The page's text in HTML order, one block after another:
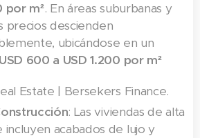
por m². En áreas suburbanas y
precios descienden
ubicándose en un
USD 600 a USD 1.200 por m²
Estate | Bersekers Finance.
: Las viviendas de alta
incluyen acabados de lujo y